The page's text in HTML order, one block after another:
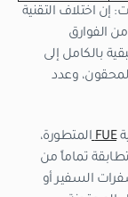
إن اختلاف التقنية
يمثل 10-15% فقط من الفوارق
بينما تعود الـ 85% المتبقية بالكامل إلى
وعدد
FUE المتطورة،
تماماً من
السفير أو